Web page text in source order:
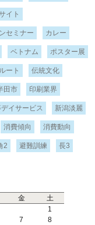
イト
セミナー カレー
ベトナム ポスター展
ート 伝統文化
田市 印刷業界
イサービス 新潟淡麗
消費傾向 消費動向
2 避難訓練 長3
金 土
1
7
8